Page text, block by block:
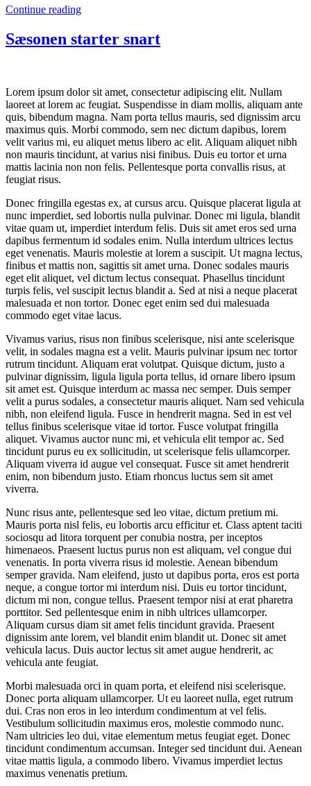
Continue reading
Sæsonen starter snart
Lorem ipsum dolor sit amet, consectetur adipiscing elit. Nullam
laoreet at lorem ac feugiat. Suspendisse in diam mollis, aliquam ante
quis, bibendum magna. Nam porta tellus mauris, sed dignissim arcu
maximus quis. Morbi commodo, sem nec dictum dapibus, lorem
velit varius mi, eu aliquet metus libero ac elit. Aliquam aliquet nibh
non mauris tincidunt, at varius nisi finibus. Duis eu tortor et urna
mattis lacinia non non felis. Pellentesque porta convallis risus, at
feugiat risus.
Donec fringilla egestas ex, at cursus arcu. Quisque placerat ligula at
nunc imperdiet, sed lobortis nulla pulvinar. Donec mi ligula, blandit
vitae quam ut, imperdiet interdum felis. Duis sit amet eros sed urna
dapibus fermentum id sodales enim. Nulla interdum ultrices lectus
eget venenatis. Mauris molestie at lorem a suscipit. Ut magna lectus,
finibus et mattis non, sagittis sit amet urna. Donec sodales mauris
eget elit aliquet, vel dictum lectus consequat. Phasellus tincidunt
turpis felis, vel suscipit lectus blandit a. Sed at nisi a neque placerat
malesuada et non tortor. Donec eget enim sed dui malesuada
commodo eget vitae lacus.
Vivamus varius, risus non finibus scelerisque, nisi ante scelerisque
velit, in sodales magna est a velit. Mauris pulvinar ipsum nec tortor
rutrum tincidunt. Aliquam erat volutpat. Quisque dictum, justo a
pulvinar dignissim, ligula ligula porta tellus, id ornare libero ipsum
sit amet est. Quisque interdum ac massa nec semper. Duis semper
velit a purus sodales, a consectetur mauris aliquet. Nam sed vehicula
nibh, non eleifend ligula. Fusce in hendrerit magna. Sed in est vel
tellus finibus scelerisque vitae id tortor. Fusce volutpat fringilla
aliquet. Vivamus auctor nunc mi, et vehicula elit tempor ac. Sed
tincidunt purus eu ex sollicitudin, ut scelerisque felis ullamcorper.
Aliquam viverra id augue vel consequat. Fusce sit amet hendrerit
enim, non bibendum justo. Etiam rhoncus luctus sem sit amet
viverra.
Nunc risus ante, pellentesque sed leo vitae, dictum pretium mi.
Mauris porta nisl felis, eu lobortis arcu efficitur et. Class aptent taciti
sociosqu ad litora torquent per conubia nostra, per inceptos
himenaeos. Praesent luctus purus non est aliquam, vel congue dui
venenatis. In porta viverra risus id molestie. Aenean bibendum
semper gravida. Nam eleifend, justo ut dapibus porta, eros est porta
neque, a congue tortor mi interdum nisi. Duis eu tortor tincidunt,
dictum mi non, congue tellus. Praesent tempor nisi at erat pharetra
porttitor. Sed pellentesque enim in nibh ultrices ullamcorper.
Aliquam cursus diam sit amet felis tincidunt gravida. Praesent
dignissim ante lorem, vel blandit enim blandit ut. Donec sit amet
vehicula lacus. Duis auctor lectus sit amet augue hendrerit, ac
vehicula ante feugiat.
Morbi malesuada orci in quam porta, et eleifend nisi scelerisque.
Donec porta aliquam ullamcorper. Ut eu laoreet nulla, eget rutrum
dui. Cras non eros in leo interdum condimentum at vel felis.
Vestibulum sollicitudin maximus eros, molestie commodo nunc.
Nam ultricies leo dui, vitae elementum metus feugiat eget. Donec
tincidunt condimentum accumsan. Integer sed tincidunt dui. Aenean
vitae mattis ligula, a commodo libero. Vivamus imperdiet lectus
maximus venenatis pretium.